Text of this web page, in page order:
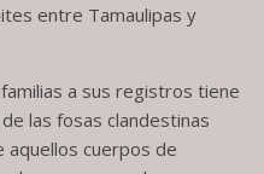
entre Tamaulipas y
a sus registros tiene
las fosas clandestinas
aquellos cuerpos de